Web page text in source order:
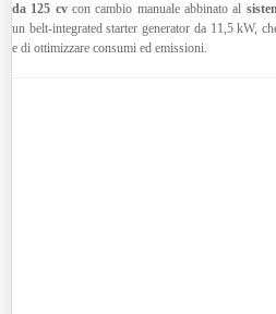
da 125 cvcon cambio manuale abbinato al
un belt-integrated starter generator da 11,5 kW,
e di ottimizzare consumi ed emissioni.